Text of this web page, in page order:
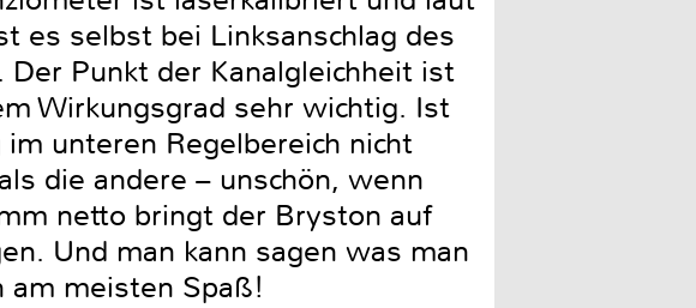
es selbst bei Linksanschlag des
Punkt der Kanalgleichheit ist
Wirkungsgrad sehr wichtig. Ist
unteren Regelbereich nicht
die andere – unschön, wenn
netto bringt der Bryston auf
Und man kann sagen was man
am meisten Spaß!